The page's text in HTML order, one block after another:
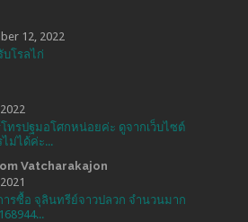
12, 2022
โรลไก่
ทรปฐมอโศกหน่อยค่ะ ดูจากเว็บไซต์
ม่ได้ค่ะ...
Vatcharakajon
ารซื้อ จุลินทรีย์จาวปลวก จำนวนมาก